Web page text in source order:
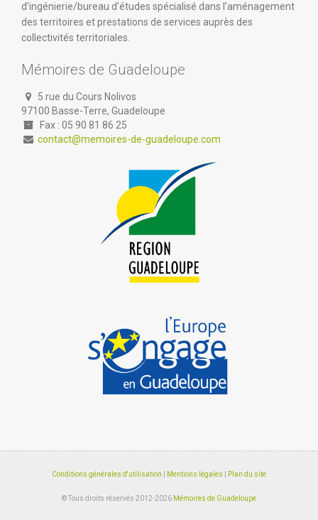
d’ingénierie/bureau d’études spécialisé dans l’aménagement
des territoires et prestations de services auprès des
collectivités territoriales.
Mémoires de Guadeloupe
5 rue du Cours Nolivos
97100 Basse-Terre, Guadeloupe
Fax : 05 90 81 86 25
contact@memoires-de-guadeloupe.com
Conditions générales d'utilisation Mentions légales Plan du site
© Tous droits réservés 2012-2026 Mémoires de Guadeloupe